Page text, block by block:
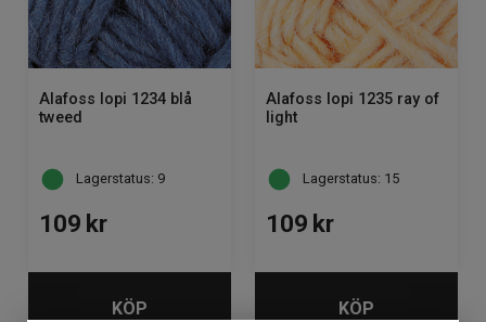
Alafoss lopi 1234 blå
tweed
Lagerstatus: 9
109 kr
KÖP
Alafoss lopi 1235 ray of
light
Lagerstatus: 15
109 kr
KÖP